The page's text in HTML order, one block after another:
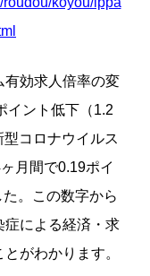
有効求人倍率の変
イント低下（1.2
コロナウイルス
ヶ月間で0.19ポイ
。
この数字から
症による経済・求
とがわかります。